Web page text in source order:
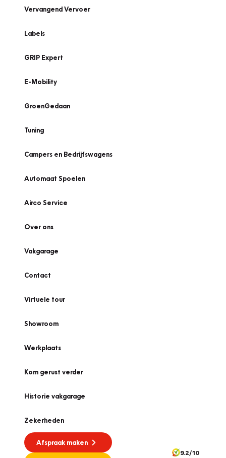
Vervangend Vervoer
Labels
GRIP Expert
E-Mobility
GroenGedaan
Tuning
Campers en Bedrijfswagens
Automaat Spoelen
Airco Service
Over ons
Vakgarage
Contact
Virtuele tour
Showroom
Werkplaats
Kom gerust verder
Historie vakgarage
Zekerheden
Afspraak maken
9.2/10